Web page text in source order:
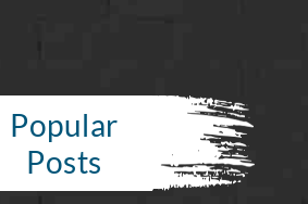
Popular
Posts